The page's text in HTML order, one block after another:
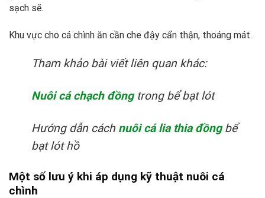
sạch sẽ.
Khu vực cho cá chình ăn cần che đậy cẩn thận, thoáng mát.
Tham khảo bài viết liên quan khác:
Nuôi cá chạch đồngtrong bể bạt lót
Hướng dẫn cách nuôi cá lia thia đồngbể
bạt lót hồ
Một số lưu ý khi áp dụng kỹ thuật nuôi cá
chình